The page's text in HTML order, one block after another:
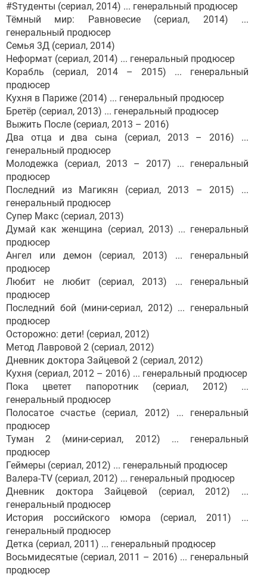
#Sтуденты (сериал, 2014) ... генеральный продюсер
Тёмный мир: Равновесие (сериал, 2014) ...
генеральный продюсер
Семья 3Д (сериал, 2014)
Неформат (сериал, 2014) ... генеральный продюсер
Корабль (сериал, 2014 – 2015) ... генеральный
продюсер
Кухня в Париже (2014) ... генеральный продюсер
Бретёр (сериал, 2013) ... генеральный продюсер
Выжить После (сериал, 2013 – 2016)
Два отца и два сына (сериал, 2013 – 2016) ...
генеральный продюсер
Молодежка (сериал, 2013 – 2017) ... генеральный
продюсер
Последний из Магикян (сериал, 2013 – 2015) ...
генеральный продюсер
Супер Макс (сериал, 2013)
Думай как женщина (сериал, 2013) ... генеральный
продюсер
Ангел или демон (сериал, 2013) ... генеральный
продюсер
Любит не любит (сериал, 2013) ... генеральный
продюсер
Последний бой (мини-сериал, 2012) ... генеральный
продюсер
Осторожно: дети! (сериал, 2012)
Метод Лавровой 2 (сериал, 2012)
Дневник доктора Зайцевой 2 (сериал, 2012)
Кухня (сериал, 2012 – 2016) ... генеральный продюсер
Пока цветет папоротник (сериал, 2012) ...
генеральный продюсер
Полосатое счастье (сериал, 2012) ... генеральный
продюсер
Туман 2 (мини-сериал, 2012) ... генеральный
продюсер
Геймеры (сериал, 2012) ... генеральный продюсер
Валера-TV (сериал, 2012) ... генеральный продюсер
Дневник доктора Зайцевой (сериал, 2012) ...
генеральный продюсер
История российского юмора (сериал, 2011) ...
генеральный продюсер
Детка (сериал, 2011) ... генеральный продюсер
Восьмидесятые (сериал, 2011 – 2016) ... генеральный
продюсер